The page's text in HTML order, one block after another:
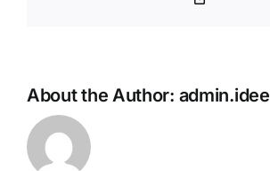
About the Author: admin.idee